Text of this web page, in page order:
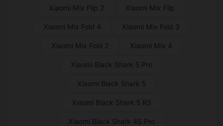
Xiaomi Mix Flip 2 Xiaomi Mix Flip
Xiaomi Mix Fold 4 Xiaomi Mix Fold 3
Xiaomi Mix Fold 2 Xiaomi Mix 4
Xiaomi Black Shark 5 Pro
Xiaomi Black Shark 5
Xiaomi Black Shark 5 RS
Xiaomi Black Shark 4S Pro